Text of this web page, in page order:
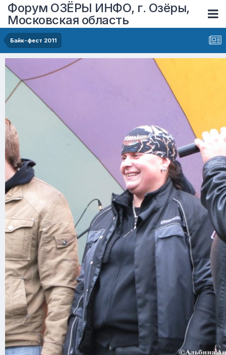
Форум ОЗЁРЫ ИНФО, г. Озёры,
Московская область
Байк-фест 2011